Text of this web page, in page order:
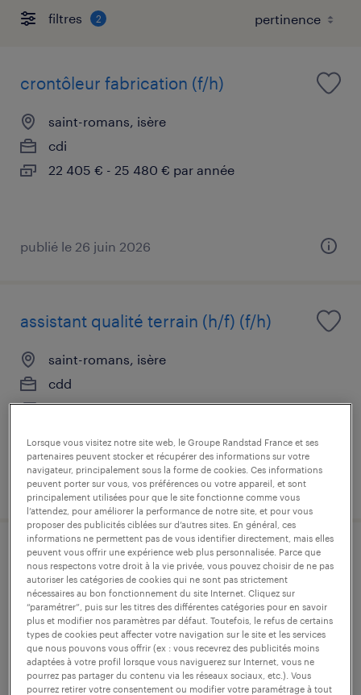
filtres 2
crontôleur fabrication (f/h)
saint-romans, isère
cdi
22 405 € - 25 480 € par année
publié le 26 juin 2026
assistant qualité terrain (h/f) (f/h)
saint-romans, isère
cdd
23 660 € par année
publié le 7 août 2026
crontôleur fabrication (f/h)
saint-romans, isère
cdd
22 405 € par année
Lorsque vous visitez notre site web, le Groupe Randstad France et ses
partenaires peuvent stocker et récupérer des informations sur votre
navigateur, principalement sous la forme de cookies. Ces informations
peuvent porter sur vous, vos préférences ou votre appareil, et sont
principalement utilisées pour que le site fonctionne comme vous
l’attendez, pour améliorer la performance de notre site, et pour vous
proposer des publicités ciblées sur d’autres sites. En général, ces
informations ne permettent pas de vous identifier directement, mais elles
peuvent vous offrir une expérience web plus personnalisée. Parce que
nous respectons votre droit à la vie privée, vous pouvez choisir de ne pas
autoriser les catégories de cookies qui ne sont pas strictement
nécessaires au bon fonctionnement du site Internet. Cliquez sur
“paramétrer”, puis sur les titres des différentes catégories pour en savoir
plus et modifier nos paramètres par défaut. Toutefois, le refus de certains
types de cookies peut affecter votre navigation sur le site et les services
que nous pouvons vous offrir (ex : vous recevrez des publicités moins
adaptées à votre profil lorsque vous naviguerez sur Internet, vous ne
pourrez pas partager du contenu via les réseaux sociaux, etc.). Vous
pourrez retirer votre consentement ou modifier votre paramétrage à tout